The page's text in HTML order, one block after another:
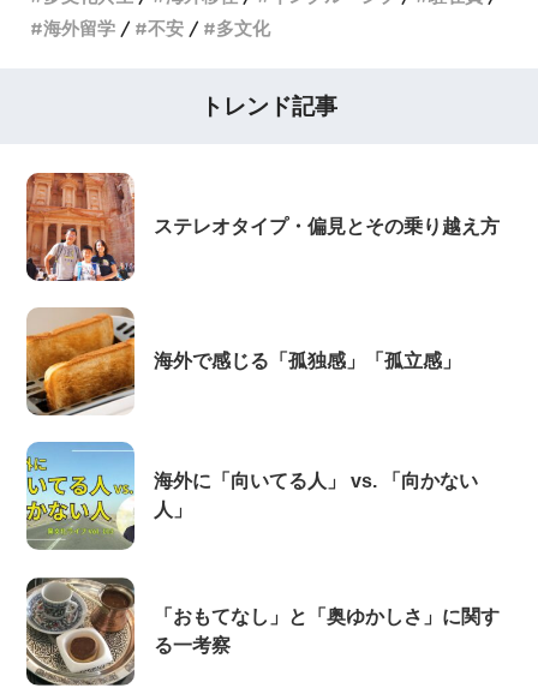
海外留学
不安 多文化
トレンド記事
ステレオタイプ・偏見とその乗り越え方
海外で感じる「孤独感」「孤立感」
海外に「向いてる人」 vs. 「向かない
人」
「おもてなし」と「奥ゆかしさ」に関す
る一考察